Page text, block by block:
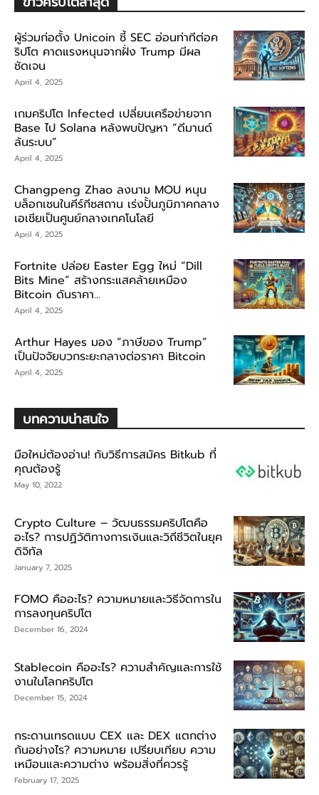
ผู้ร่วมก่อตั้ง Unicoin ชี้ SEC อ่อนท่าทีต่อค
ริปโต คาดแรงหนุนจากฝั่ง Trump มีผล
ชัดเจน
April 4, 2025
เกมคริปโต Infected เปลี่ยนเครือข่ายจาก
Base ไป Solana หลังพบปัญหา “ดีมานด์
ล้นระบบ”
April 4, 2025
Changpeng Zhao ลงนาม MOU หนุน
บล็อกเชนในคีร์กีซสถาน เร่งปั้นภูมิภาคกลาง
เอเชียเป็นศูนย์กลางเทคโนโลยี
April 4, 2025
Fortnite ปล่อย Easter Egg ใหม่ “Dill
Bits Mine” สร้างกระแสคล้ายเหมือง
Bitcoin ดันราคา...
April 4, 2025
Arthur Hayes มอง “ภาษีของ Trump”
เป็นปัจจัยบวกระยะกลางต่อราคา Bitcoin
April 4, 2025
บทความน่าสนใจ
มือใหม่ต้องอ่าน! กับวิธีการสมัคร Bitkub ที่
คุณต้องรู้
May 10, 2022
Crypto Culture – วัฒนธรรมคริปโตคือ
อะไร? การปฏิวัติทางการเงินและวิถีชีวิตในยุค
ดิจิทัล
January 7, 2025
FOMO คืออะไร? ความหมายและวิธีจัดการใน
การลงทุนคริปโต
December 16, 2024
Stablecoin คืออะไร? ความสำคัญและการใช้
งานในโลกคริปโต
December 15, 2024
กระดานเทรดแบบ CEX และ DEX แตกต่าง
กันอย่างไร? ความหมาย เปรียบเทียบ ความ
เหมือนและความต่าง พร้อมสิ่งที่ควรรู้
February 17, 2025